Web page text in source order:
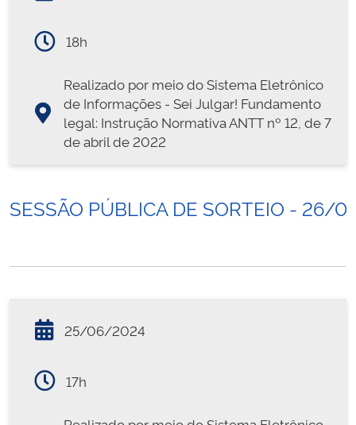
18h
Realizado por meio do Sistema Eletrônico
de Informações - Sei Julgar! Fundamento
legal: Instrução Normativa ANTT nº 12, de 7
de abril de 2022
SESSÃO PÚBLICA DE SORTEIO - 26/
25/06/2024
17h